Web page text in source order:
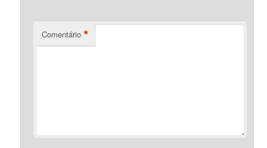
Comentário *